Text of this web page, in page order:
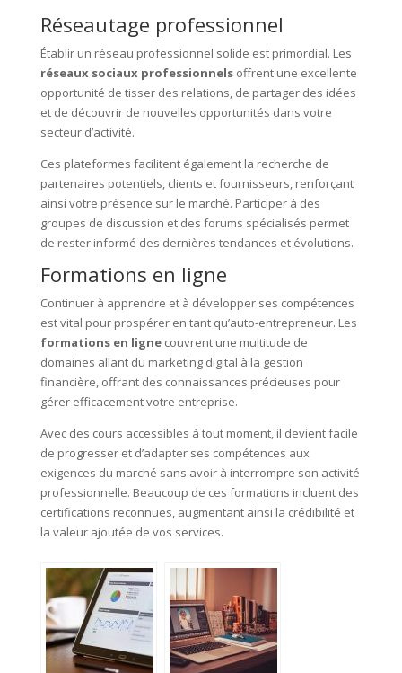
Réseautage professionnel
Établir un réseau professionnel solide est primordial. Les
réseaux sociaux professionnelsoffrent une excellente
opportunité de tisser des relations, de partager des idées
et de découvrir de nouvelles opportunités dans votre
secteur d’activité.
Ces plateformes facilitent également la recherche de
partenaires potentiels, clients et fournisseurs, renforçant
ainsi votre présence sur le marché. Participer à des
groupes de discussion et des forums spécialisés permet
de rester informé des dernières tendances et évolutions.
Formations en ligne
Continuer à apprendre et à développer ses compétences
est vital pour prospérer en tant qu’auto-entrepreneur. Les
formations en lignecouvrent une multitude de
domaines allant du marketing digital à la gestion
financière, offrant des connaissances précieuses pour
gérer efficacement votre entreprise.
Avec des cours accessibles à tout moment, il devient facile
de progresser et d’adapter ses compétences aux
exigences du marché sans avoir à interrompre son activité
professionnelle. Beaucoup de ces formations incluent des
certifications reconnues, augmentant ainsi la crédibilité et
la valeur ajoutée de vos services.